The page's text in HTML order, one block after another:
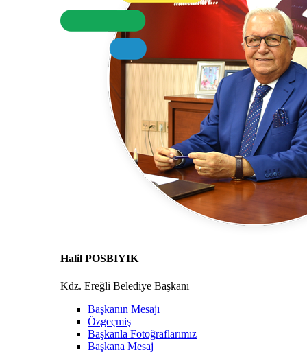
Halil POSBIYIK
Kdz. Ereğli Belediye Başkanı
Başkanın Mesajı
Özgeçmiş
Başkanla Fotoğraflarımız
Başkana Mesaj